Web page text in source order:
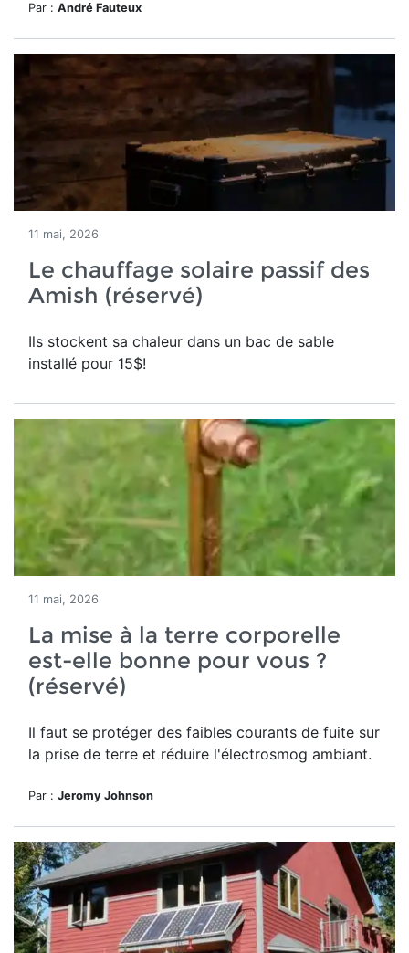
Par : André Fauteux
11 mai, 2026
Le chauffage solaire passif des
Amish (réservé)
Ils stockent sa chaleur dans un bac de sable
installé pour 15$!
11 mai, 2026
La mise à la terre corporelle
est-elle bonne pour vous ?
(réservé)
Il faut se protéger des faibles courants de fuite sur
la prise de terre et réduire l'électrosmog ambiant.
Par : Jeromy Johnson